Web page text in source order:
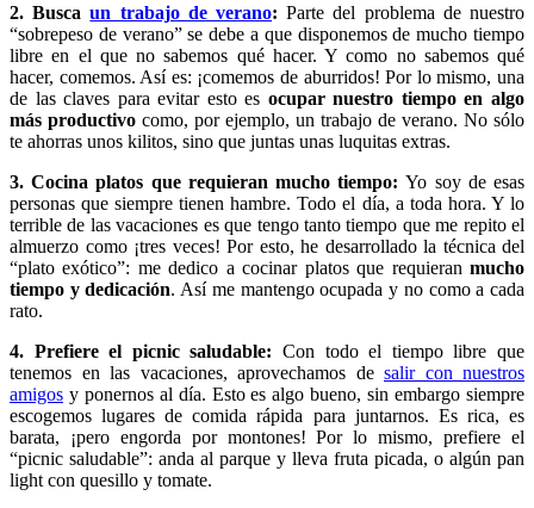
2. Buscaun trabajo de verano: Parte del problema de nuestro
“sobrepeso de verano” se debe a que disponemos de mucho tiempo
libre en el que no sabemos qué hacer. Y como no sabemos qué
hacer, comemos. Así es: ¡comemos de aburridos! Por lo mismo, una
de las claves para evitar esto es ocupar nuestro tiempo en algo
más productivo como, por ejemplo, un trabajo de verano. No sólo
te ahorras unos kilitos, sino que juntas unas luquitas extras.
3. Cocina platos que requieran mucho tiempo:Yo soy de esas
personas que siempre tienen hambre. Todo el día, a toda hora. Y lo
terrible de las vacaciones es que tengo tanto tiempo que me repito el
almuerzo como ¡tres veces! Por esto, he desarrollado la técnica del
“plato exótico”: me dedico a cocinar platos que requieran mucho
tiempo y dedicación. Así me mantengo ocupada y no como a cada
rato.
4. Prefiere el picnic saludable: Con todo el tiempo libre que
tenemos en las vacaciones, aprovechamos de salir con nuestros
amigos y ponernos al día. Esto es algo bueno, sin embargo siempre
escogemos lugares de comida rápida para juntarnos. Es rica, es
barata, ¡pero engorda por montones! Por lo mismo, prefiere el
“picnic saludable”: anda al parque y lleva fruta picada, o algún pan
light con quesillo y tomate.